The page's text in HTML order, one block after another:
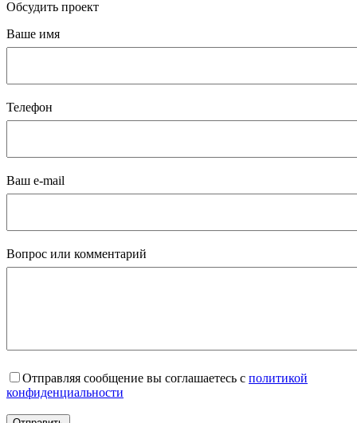
Обсудить проект
Ваше имя
Телефон
Ваш e-mail
Вопрос или комментарий
Отправляя сообщение вы соглашаетесь с политикой
конфиденциальности